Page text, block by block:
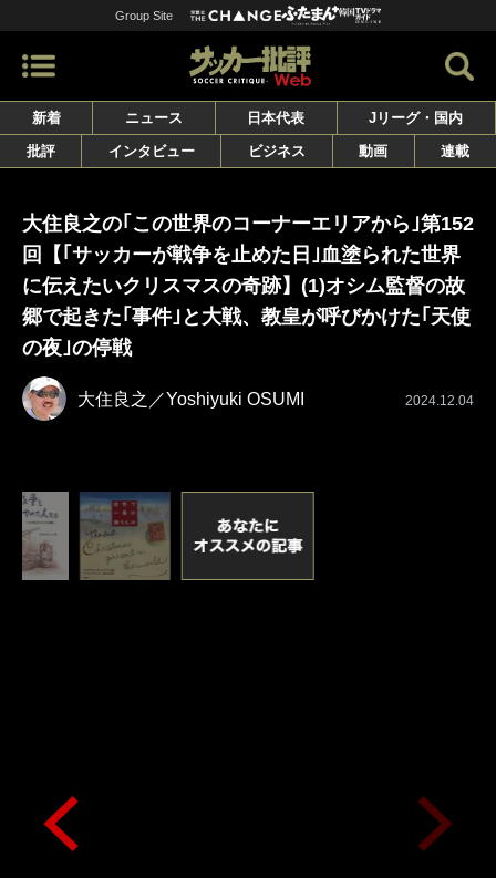
Group Site
新着 ニュース 日本代表
Jリーグ・国内
批評
インタビュー ビジネス 動画 連載
大住良之の｢この世界のコーナーエリアから｣第152
回【｢サッカーが戦争を止めた日｣血塗られた世界
に伝えたいクリスマスの奇跡】(1)オシム監督の故
郷で起きた｢事件｣と大戦、教皇が呼びかけた｢天使
の夜｣の停戦
大住良之／Yoshiyuki OSUMI 2024.12.04